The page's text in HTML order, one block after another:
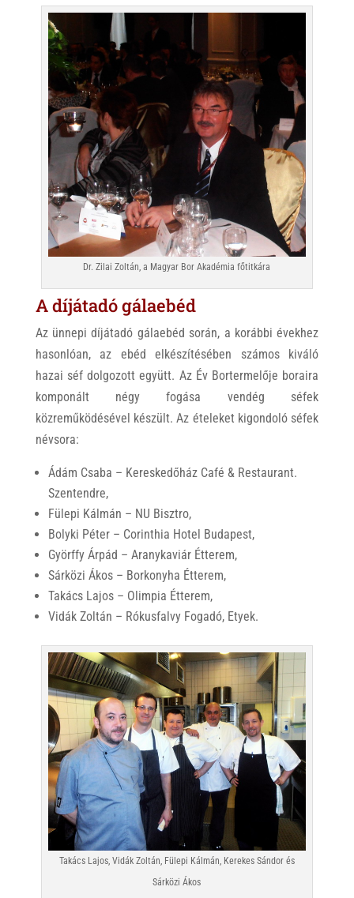
Dr. Zilai Zoltán, a Magyar Bor Akadémia főtitkára
A díjátadó gálaebéd
Az ünnepi díjátadó gálaebéd során, a korábbi évekhez
hasonlóan, az ebéd elkészítésében számos kiváló
hazai séf dolgozott együtt. Az Év Bortermelője boraira
komponált négy fogása vendég séfek
közreműködésével készült. Az ételeket kigondoló séfek
névsora:
Ádám Csaba – Kereskedőház Café & Restaurant.
Szentendre,
Fülepi Kálmán – NU Bisztro,
Bolyki Péter – Corinthia Hotel Budapest,
Györffy Árpád – Aranykaviár Étterem,
Sárközi Ákos – Borkonyha Étterem,
Takács Lajos – Olimpia Étterem,
Vidák Zoltán – Rókusfalvy Fogadó, Etyek.
Takács Lajos, Vidák Zoltán, Fülepi Kálmán, Kerekes Sándor és
Sárközi Ákos